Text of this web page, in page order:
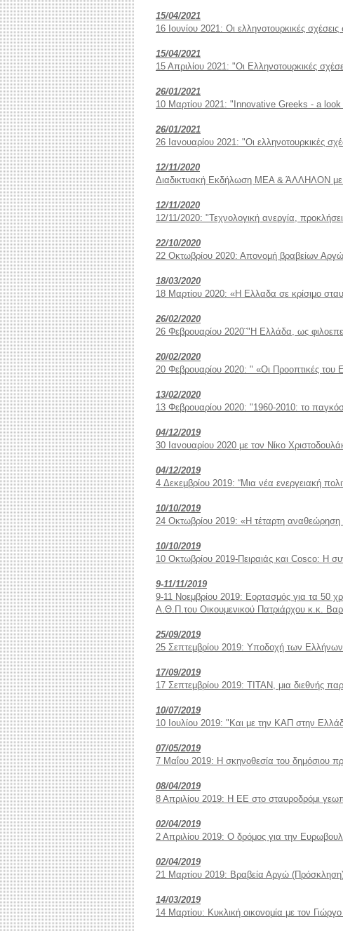
15/04/2021
16 Ιουνίου 2021: Οι ελληνοτουρκικές
15/04/2021
15 Απριλίου 2021: "Οι Ελληνοτουρκικές
26/01/2021
10 Μαρτίου 2021: "Innovative Greeks - a
26/01/2021
26 Ιανουαρίου 2021: "Οι ελληνοτουρκικές
12/11/2020
Διαδικτυακή Εκδήλωση ΜΕΑ & ΆΛΛΗΛΟΝ με
12/11/2020
12/11/2020: "Τεχνολογική ανεργία,
22/10/2020
22 Οκτωβρίου 2020: Απονομή βραβείων Αργώ
18/03/2020
18 Μαρτίου 2020: «Η Ελλαδα σε κρίσιμο
26/02/2020
26 Φεβρουαρίου 2020¨"Η Ελλάδα, ως
20/02/2020
20 Φεβρουαρίου 2020: " «Οι Προοπτικές του
13/02/2020
13 Φεβρουαρίου 2020: "1960-2010: το
04/12/2019
30 Ιανουαρίου 2020 με τον Νίκο
04/12/2019
4 Δεκεμβρίου 2019: “Μια νέα ενεργειακή
10/10/2019
24 Οκτωβρίου 2019: «Η τέταρτη αναθεώρηση
10/10/2019
10 Οκτωβρίου 2019-Πειραιάς και Cosco: Η
9-11/11/2019
9-11 Νοεμβρίου 2019: Εορτασμός για τα 50
Α.Θ.Π.του Οικουμενικού Πατριάρχου κ.κ.
25/09/2019
25 Σεπτεμβρίου 2019: Υποδοχή των
17/09/2019
17 Σεπτεμβρίου 2019: ΤΙΤΑΝ, μια διεθνής
10/07/2019
10 Ιουλίου 2019: "Και με την ΚΑΠ στην
07/05/2019
7 Μαΐου 2019: Η σκηνοθεσία του δημόσιου
08/04/2019
8 Απριλίου 2019: Η ΕΕ στο σταυροδρόμι
02/04/2019
2 Απριλίου 2019: Ο δρόμος για την
02/04/2019
21 Μαρτίου 2019: Βραβεία Αργώ
14/03/2019
14 Μαρτίου: Κυκλική οικονομία με τον Γιώργο